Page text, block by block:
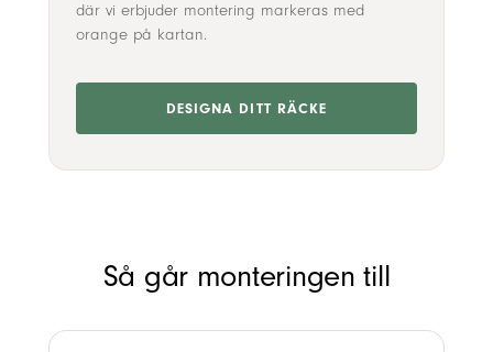
där vi erbjuder montering markeras med
orange på kartan.
DESIGNA DITT RÄCKE
Så går monteringen till